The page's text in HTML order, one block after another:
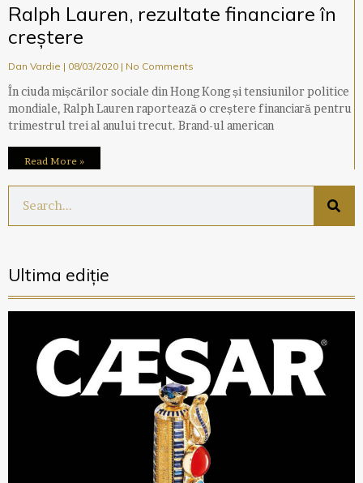
Ralph Lauren, rezultate financiare în
creștere
Dan Vardie 08/03/2020 No Comments
În ciuda mișcărilor sociale din Hong Kong și tensiunilor politice
mondiale, Ralph Lauren raportează o creștere financiară pentru
trimestrul trei al anului trecut. Brand-ul american
Read More »
Ultima ediție